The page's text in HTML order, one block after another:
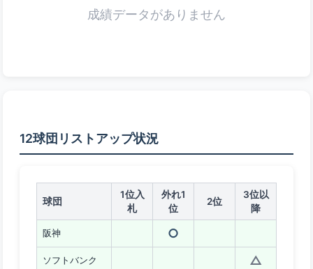
成績データがありません
12球団リストアップ状況
球団
1位入
札
外れ1
位
2位
3位以
降
阪神 ○
ソフトバンク △